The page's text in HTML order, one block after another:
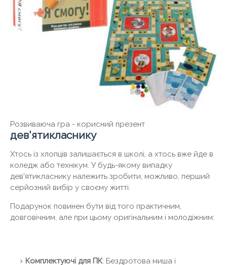
Розвиваюча гра - корисний презент
дев'ятикласнику
Хтось із хлопців залишається в школі, а хтось вже йде в
коледж або технікум. У будь-якому випадку
дев'ятикласнику належить зробити, можливо, перший
серйозний вибір у своєму житті.
Подарунок повинен бути від того практичним,
довговічним, але при цьому оригінальним і молодіжним:
Комплектуючі для ПК: Бездротова миша і